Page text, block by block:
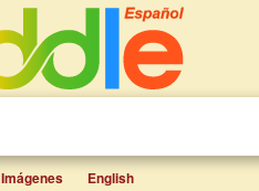
Imágenes English